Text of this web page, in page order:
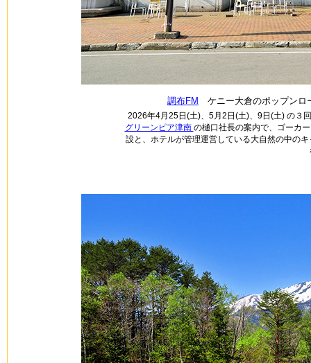
調布FM ケニー大倉のポップンロ
2026年4月25日(土)、5月2日(土)、9日(土) の３
グリーンピア津南 の樋口社長の案内で、ゴーカ
設と、ホテルが管理運営している大自然の中の